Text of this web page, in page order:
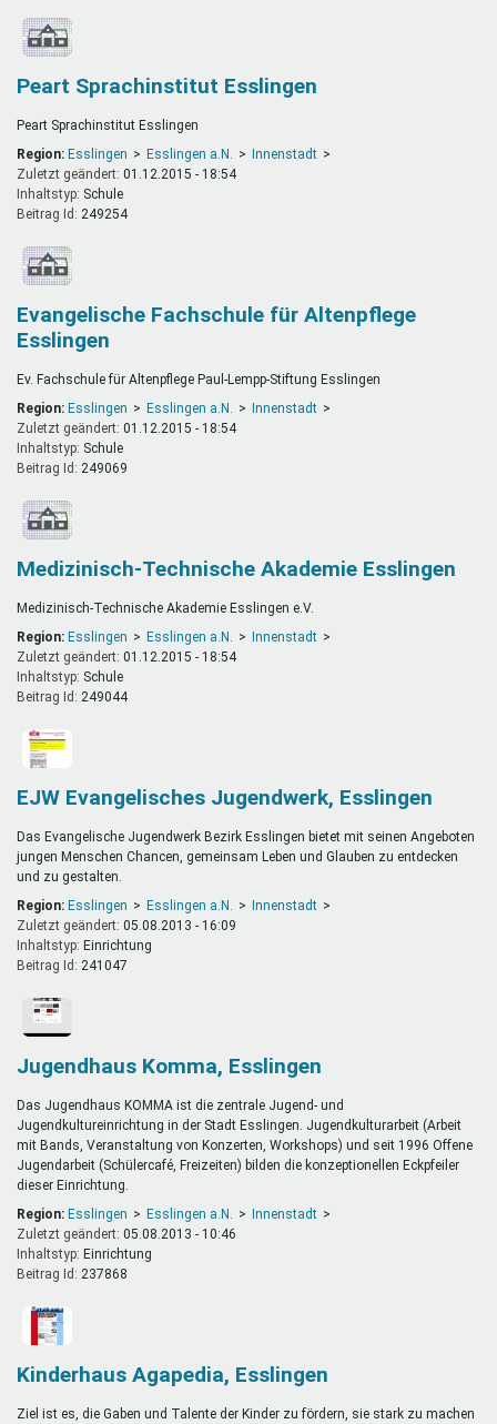
Peart Sprachinstitut Esslingen
Peart Sprachinstitut Esslingen
Region: Esslingen Esslingen a.N.
Innenstadt
Zuletzt geändert: 01.12.2015 - 18:54
Inhaltstyp:
schule
Beitrag Id: 249254
Evangelische Fachschule für Altenpflege
Esslingen
Ev. Fachschule für Altenpflege Paul-Lempp-Stiftung Esslingen
Region: Esslingen Esslingen a.N.
Innenstadt
Zuletzt geändert: 01.12.2015 - 18:54
Inhaltstyp:
schule
Beitrag Id: 249069
Medizinisch-Technische Akademie Esslingen
Medizinisch-Technische Akademie Esslingen e.V.
Region: Esslingen Esslingen a.N.
Innenstadt
Zuletzt geändert: 01.12.2015 - 18:54
Inhaltstyp:
schule
Beitrag Id: 249044
EJW Evangelisches Jugendwerk, Esslingen
Das Evangelische Jugendwerk Bezirk Esslingen bietet mit seinen Angeboten
jungen Menschen Chancen, gemeinsam Leben und Glauben zu entdecken
und zu gestalten.
Region: Esslingen Esslingen a.N.
Innenstadt
Zuletzt geändert: 05.08.2013 - 16:09
Inhaltstyp:
einrichtung
Beitrag Id: 241047
Jugendhaus Komma, Esslingen
Das Jugendhaus KOMMA ist die zentrale Jugend- und
Jugendkultureinrichtung in der Stadt Esslingen. Jugendkulturarbeit (Arbeit
mit Bands, Veranstaltung von Konzerten, Workshops) und seit 1996 Offene
Jugendarbeit (Schülercafé, Freizeiten) bilden die konzeptionellen Eckpfeiler
dieser Einrichtung.
Region: Esslingen Esslingen a.N.
Innenstadt
Zuletzt geändert: 05.08.2013 - 10:46
Inhaltstyp:
einrichtung
Beitrag Id: 237868
Kinderhaus Agapedia, Esslingen
Ziel ist es, die Gaben und Talente der Kinder zu fördern, sie stark zu machen